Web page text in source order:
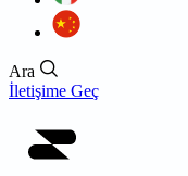
Ara
İletişime Geç